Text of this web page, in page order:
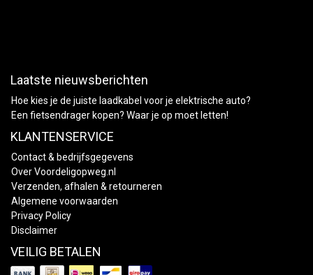
Laatste nieuwsberichten
Hoe kies je de juiste laadkabel voor je elektrische auto?
Een fietsendrager kopen? Waar je op moet letten!
KLANTENSERVICE
Contact & bedrijfsgegevens
Over Voordeligopweg.nl
Verzenden, afhalen & retourneren
Algemene voorwaarden
Privacy Policy
Disclaimer
VEILIG BETALEN